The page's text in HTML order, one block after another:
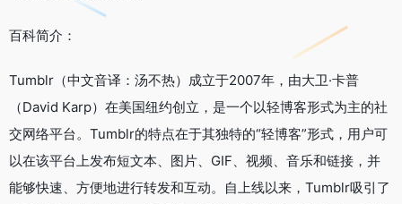
百科简介：
Tumblr（中文音译：汤不热）成立于2007年，由大卫·卡普
（David Karp）在美国纽约创立，是一个以轻博客形式为主的社
交网络平台。Tumblr的特点在于其独特的“轻博客”形式，用户可
以在该平台上发布短文本、图片、GIF、视频、音乐和链接，并
能够快速、方便地进行转发和互动。自上线以来，Tumblr吸引了